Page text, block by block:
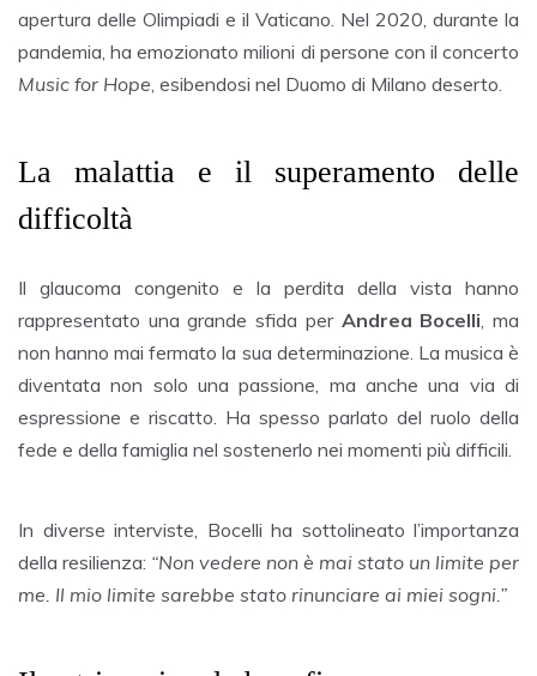
apertura delle Olimpiadi e il Vaticano. Nel 2020, durante la
pandemia, ha emozionato milioni di persone con il concerto
Music for Hope , esibendosi nel Duomo di Milano deserto.
La malattia e il superamento delle
difficoltà
Il glaucoma congenito e la perdita della vista hanno
rappresentato una grande sfida per Andrea Bocelli , ma
non hanno mai fermato la sua determinazione. La musica è
diventata non solo una passione, ma anche una via di
espressione e riscatto. Ha spesso parlato del ruolo della
fede e della famiglia nel sostenerlo nei momenti più difficili.
In diverse interviste, Bocelli ha sottolineato l’importanza
della resilienza: “Non vedere non è mai stato un limite per
me. Il mio limite sarebbe stato rinunciare ai miei sogni.”